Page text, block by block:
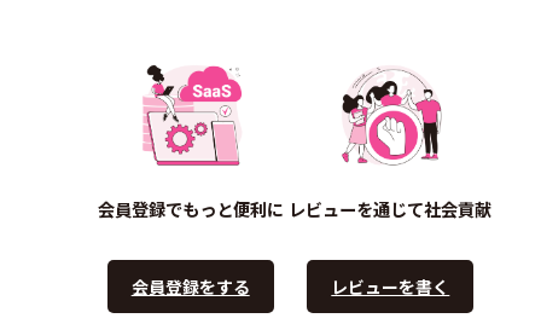
会員登録でもっと便利に
会員登録をする
レビューを通じて社会貢献
レビューを書く